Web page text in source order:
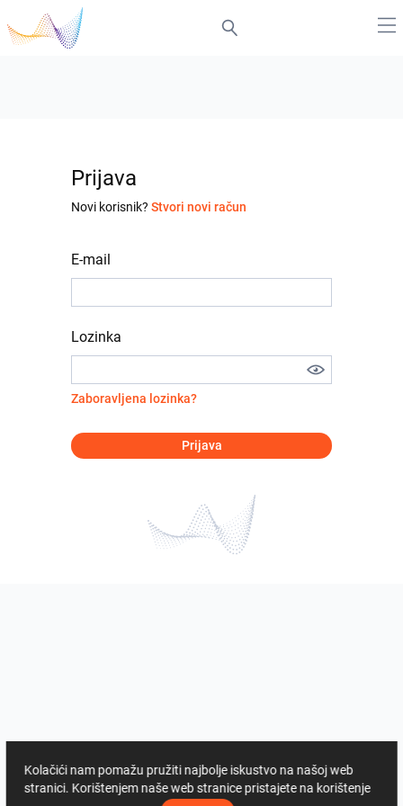
Prijava
Novi korisnik? Stvori novi račun
E-mail
Lozinka
Zaboravljena lozinka?
Prijava
Kolačići nam pomažu pružiti najbolje iskustvo na našoj web
stranici. Korištenjem naše web stranice pristajete na korištenje